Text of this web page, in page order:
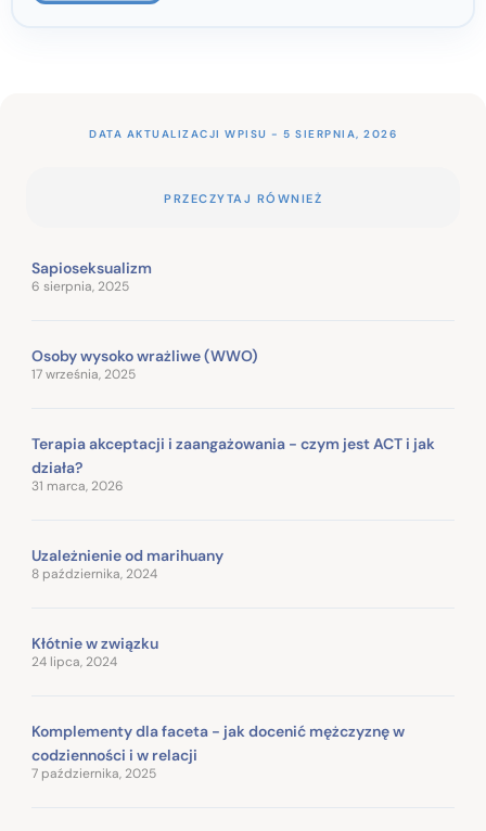
DATA AKTUALIZACJI WPISU - 5 SIERPNIA, 2026
PRZECZYTAJ RÓWNIEŻ
Sapioseksualizm
6 sierpnia, 2025
Osoby wysoko wrażliwe (WWO)
17 września, 2025
Terapia akceptacji i zaangażowania - czym jest ACT i jak
działa?
31 marca, 2026
Uzależnienie od marihuany
8 października, 2024
Kłótnie w związku
24 lipca, 2024
Komplementy dla faceta - jak docenić mężczyznę w
codzienności i w relacji
7 października, 2025